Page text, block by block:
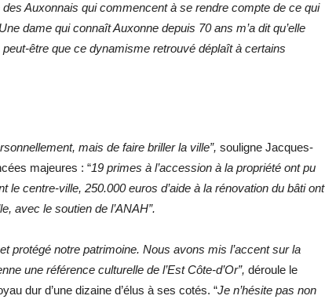
Auxonnais qui commencent à se rendre compte de ce qui
dame qui connaît Auxonne depuis 70 ans m’a dit qu’elle
être que ce dynamisme retrouvé déplaît à certains
mais de faire briller la ville”, souligne Jacques-
majeures : “19 primes à l’accession à la propriété ont pu
centre-ville, 250.000 euros d’aide à la rénovation du bâti ont
avec le soutien de l’ANAH”.
protégé notre patrimoine. Nous avons mis l’accent sur la
une référence culturelle de l’Est Côte-d’Or”, déroule le
dur d’une dizaine d’élus à ses cotés. “Je n’hésite pas non